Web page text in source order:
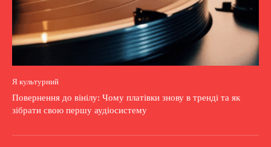
Я культурний
Повернення до вінілу: Чому платівки знову в тренді та як
зібрати свою першу аудіосистему